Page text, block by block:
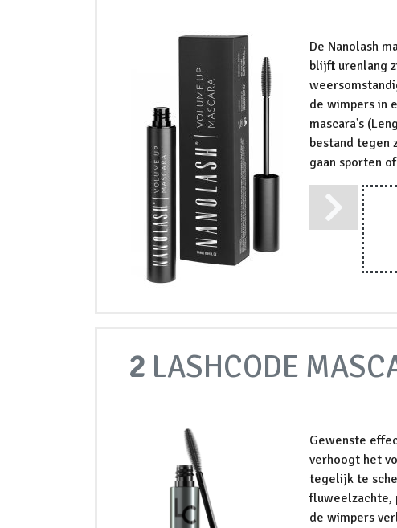
De Nanolash
blijft urenlang
de wimpers in
mascara’s
bestand tegen
gaan sporten
2 LASHCODE
Gewenste
verhoogt het
tegelijk te
fluweelzachte,
de wimpers